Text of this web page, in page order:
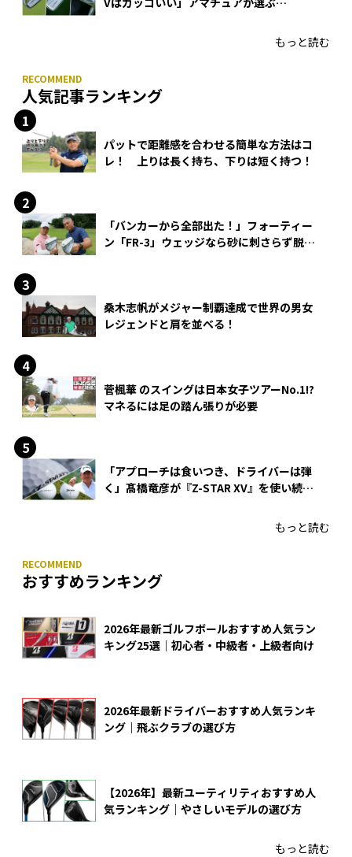
もっと読む
人気記事ランキング
パットで距離感を合わせる簡単な方法はコ
レ！ 上りは長く持ち、下りは短く持つ！
「バンカーから全部出た！」フォーティー
ン「FR-3」ウェッジなら砂に刺さらず脱出
桑木志帆がメジャー制覇達成で世界の男女
レジェンドと肩を並べる！
菅楓華 のスイングは日本女子ツアーNo.1!?
マネるには足の踏ん張りが必要
「アプローチは食いつき、ドライバーは弾
く」髙橋竜彦が『Z-STAR XV』を使い続け
もっと読む
おすすめランキング
2026年最新ゴルフボールおすすめ人気ラン
キング25選｜初心者・中級者・上級者向け
2026年最新ドライバーおすすめ人気ランキ
ング｜飛ぶクラブの選び方
【2026年】最新ユーティリティおすすめ人
気ランキング｜やさしいモデルの選び方
もっと読む